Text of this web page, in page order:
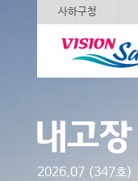
사하구청
2026.07 (347호)